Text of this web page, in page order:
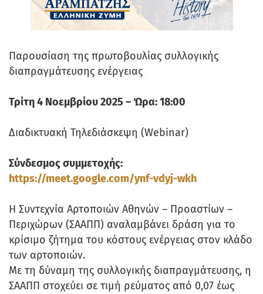
Παρουσίαση της πρωτοβουλίας συλλογικής
διαπραγμάτευσης ενέργειας
Τρίτη 4 Νοεμβρίου 2025 – Ώρα: 18:00
Διαδικτυακή Τηλεδιάσκεψη (Webinar)
Σύνδεσμος συμμετοχής:
https://meet.google.com/ynf-vdyj-wkh
Η Συντεχνία Αρτοποιών Αθηνών – Προαστίων –
Περιχώρων (ΣΑΑΠΠ) αναλαμβάνει δράση για το
κρίσιμο ζήτημα του κόστους ενέργειας στον κλάδο
των αρτοποιών.
Με τη δύναμη της συλλογικής διαπραγμάτευσης, η
ΣΑΑΠΠ στοχεύει σε τιμή ρεύματος από 0,07 έως